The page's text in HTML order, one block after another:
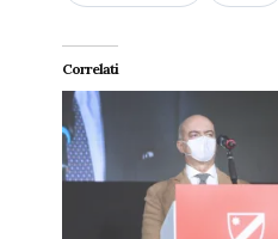
Correlati